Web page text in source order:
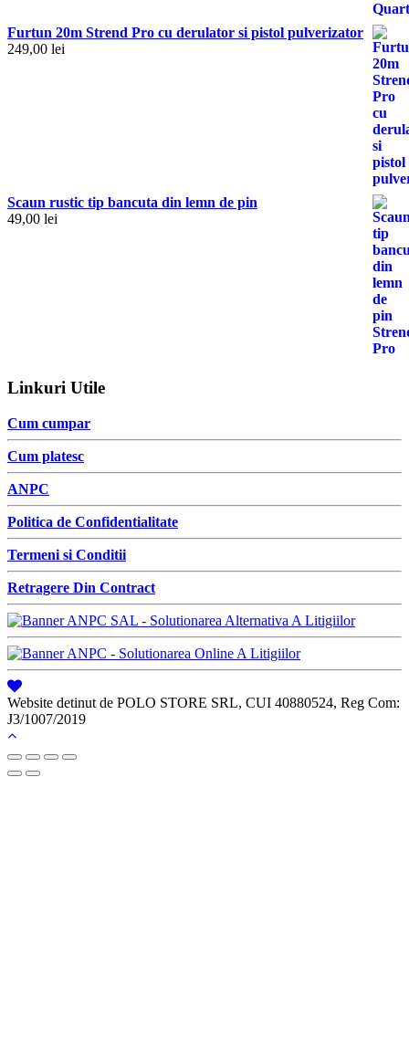
Furtun 20m Strend Pro cu derulator si pistol pulverizator
249,00 lei
Scaun rustic tip bancuta din lemn de pin
49,00 lei
Linkuri Utile
Cum cumpar
Cum platesc
ANPC
Politica de Confidentialitate
Termeni si Conditii
Retragere Din Contract
Website detinut de POLO STORE SRL, CUI 40880524, Reg Com:
J3/1007/2019